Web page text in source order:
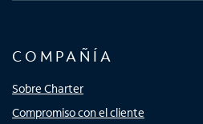
COMPAÑÍA
Sobre Charter
Compromiso con el cliente